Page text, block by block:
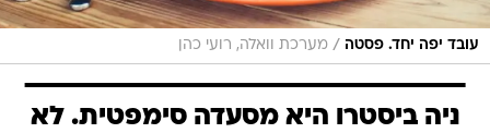
עובד יפה יחד. פסטה / מערכת וואלה, רועי כהן
ניה ביסטרו היא מסעדה סימפטית. לא